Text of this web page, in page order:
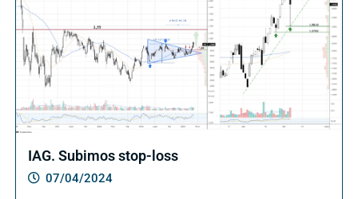
IAG. Subimos stop-loss
07/04/2024